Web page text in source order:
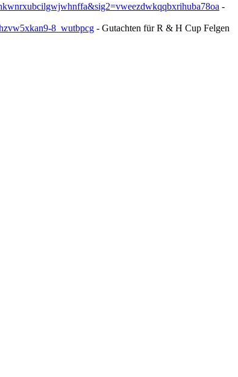
-
8_wutbpcg- Gutachten für R & H Cup Felgen